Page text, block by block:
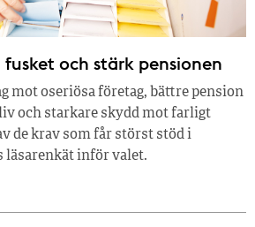
och stärk pensionen
mot oseriösa företag, bättre pension
och starkare skydd mot farligt
de krav som får störst stöd i
läsar­enkät inför valet.